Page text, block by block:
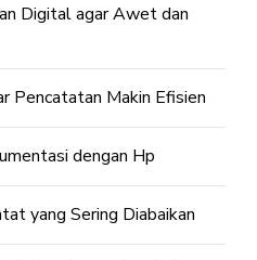
Digital agar Awet dan
Pencatatan Makin Efisien
dengan Hp
yang Sering Diabaikan